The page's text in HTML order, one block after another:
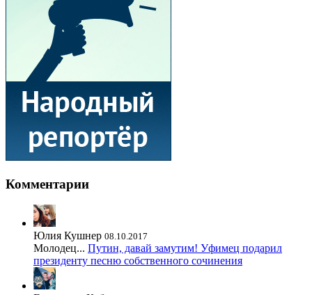
Комментарии
Юлия Кушнер 08.10.2017
Молодец... Путин, давай замутим! Уфимец подарил
президенту песню собственного сочинения